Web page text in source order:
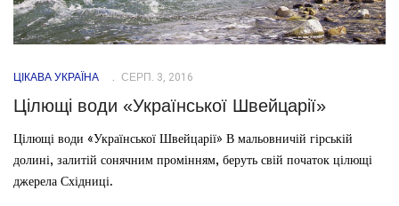
ЦІКАВА УКРАЇНА СЕРП. 3, 2016
Цілющі води «Української Швейцарії»
Цілющі води «Української Швейцарії» В мальовничій гірській
долині, залитій сонячним промінням, беруть свій початок цілющі
джерела Східниці.